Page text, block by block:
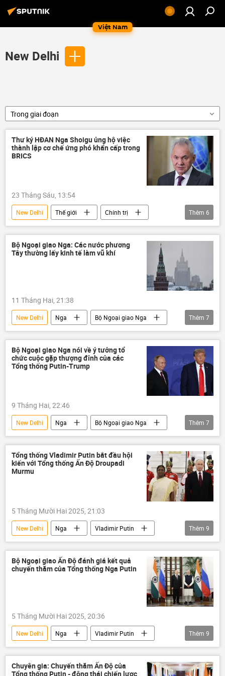
Việt Nam
New Delhi
Trong giai đoạn
Thư ký HĐAN Nga Shoigu ủng hộ việc
thành lập cơ chế ứng phó khẩn cấp trong
BRICS
23 Tháng Sáu, 13:54
New Delhi Thế giới
Chính trị
Chính sách
quan hệ quốc tế
BRICS
Sergei Shoigu
Trung Quốc
hợp tác
Thêm 6
Bộ Ngoại giao Nga: Các nước phương
Tây thường lấy kinh tế làm vũ khí
11 Tháng Hai, 21:38
New Delhi Nga
Bộ Ngoại giao Nga
Donald Trump
Hoa Kỳ
Ấn Độ
Thế giới
Chính trị
phương Tây
Kinh tế
Thêm 7
Bộ Ngoại giao Nga nói về ý tưởng tổ
chức cuộc gặp thượng đỉnh của các
Tổng thống Putin-Trump
9 Tháng Hai, 22:46
New Delhi Nga
Bộ Ngoại giao Nga
Hoa Kỳ
Donald Trump
Vladimir Putin
Thế giới
Sergei Ryabkov
Chính trị BRICS
Thêm 7
Tổng thống Vladimir Putin bắt đầu hội
kiến với Tổng thống Ấn Độ Droupadi
Murmu
5 Tháng Mười Hai 2025, 21:03
New Delhi Nga
Vladimir Putin
Thế giới
Chính trị
Ấn Độ
Narendra Modi
quan hệ
hợp tác
Yury Ushakov
Moskva
Thêm 9
Bộ Ngoại giao Ấn Độ đánh giá kết quả
chuyến thăm của Tổng thống Nga Putin
5 Tháng Mười Hai 2025, 20:36
New Delhi Nga
Vladimir Putin
thông tin
Thế giới
Chính trị
Ấn Độ
chuyến thăm
Thêm 9
Chuyên gia: Chuyến thăm Ấn Độ của
Tổng thống Putin - động thái chiến lược